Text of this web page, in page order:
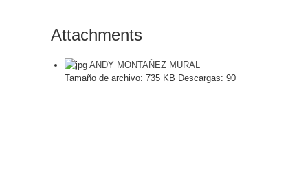
Attachments
ANDY MONTAÑEZ MURAL
Tamaño de archivo: 735 KB Descargas: 90